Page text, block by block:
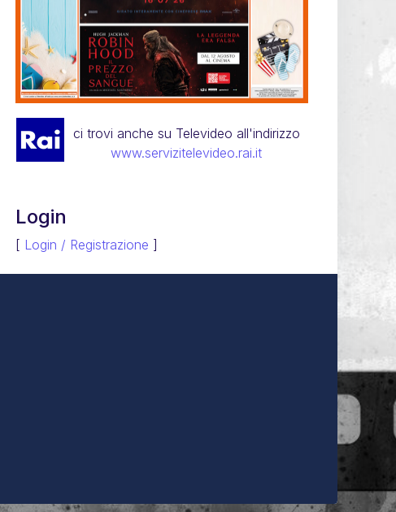
ci trovi anche su Televideo all'indirizzo
www.servizitelevideo.rai.it
Login
[ Login / Registrazione ]